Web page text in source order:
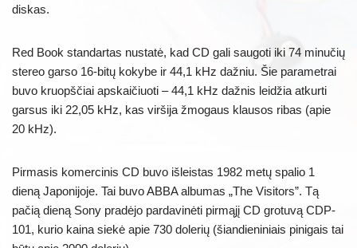
diskas.
Red Book standartas nustatė, kad CD gali saugoti iki 74 minučių
stereo garso 16-bitų kokybe ir 44,1 kHz dažniu. Šie parametrai
buvo kruopščiai apskaičiuoti – 44,1 kHz dažnis leidžia atkurti
garsus iki 22,05 kHz, kas viršija žmogaus klausos ribas (apie
20 kHz).
Pirmasis komercinis CD buvo išleistas 1982 metų spalio 1
dieną Japonijoje. Tai buvo ABBA albumas „The Visitors”. Tą
pačią dieną Sony pradėjo pardavinėti pirmąjį CD grotuvą CDP-
101, kurio kaina siekė apie 730 dolerių (šiandieniniais pinigais tai